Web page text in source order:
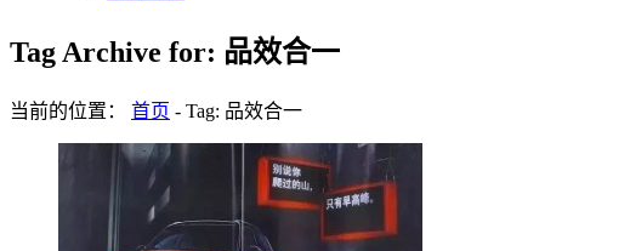
Tag Archive for: 品效合一
当前的位置： 首页 - Tag: 品效合一